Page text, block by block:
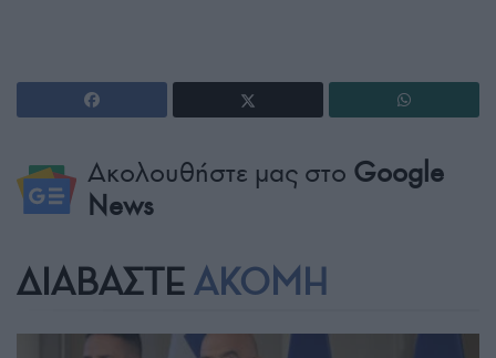
Ακολουθήστε μας στο Google
News
ΔΙΑΒΑΣΤΕ ΑΚΟΜΗ